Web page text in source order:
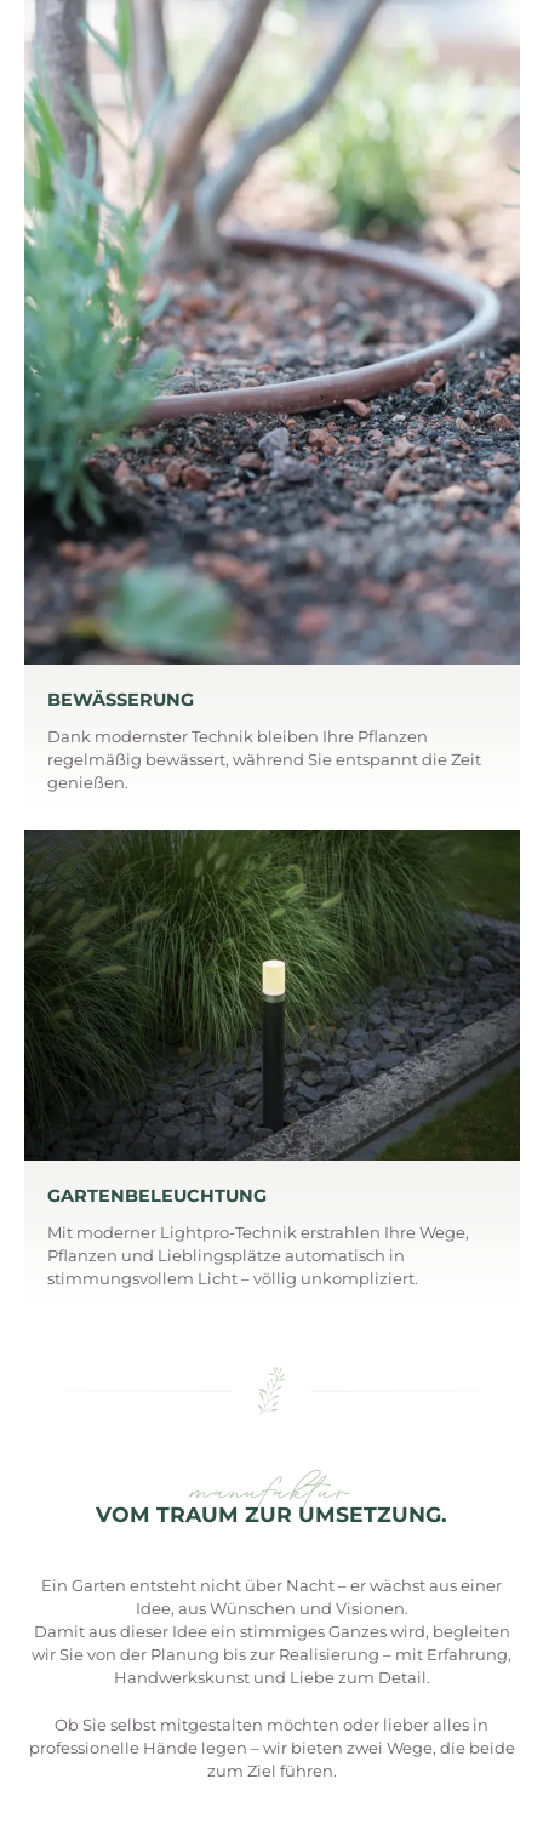
BEWÄSSERUNG
Dank modernster Technik bleiben Ihre Pflanzen
regelmäßig bewässert, während Sie entspannt die Zeit
genießen.
GARTENBELEUCHTUNG
Mit moderner Lightpro-Technik erstrahlen Ihre Wege,
Pflanzen und Lieblingsplätze automatisch in
stimmungsvollem Licht – völlig unkompliziert.
manufaktur
VOM TRAUM ZUR UMSETZUNG.
Ein Garten entsteht nicht über Nacht – er wächst aus einer
Idee, aus Wünschen und Visionen.
Damit aus dieser Idee ein stimmiges Ganzes wird, begleiten
wir Sie von der Planung bis zur Realisierung – mit Erfahrung,
Handwerkskunst und Liebe zum Detail.
Ob Sie selbst mitgestalten möchten oder lieber alles in
professionelle Hände legen – wir bieten zwei Wege, die beide
zum Ziel führen.